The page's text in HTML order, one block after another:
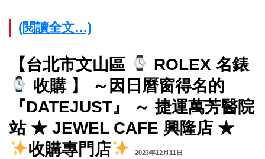
(閱讀全文…)
【台北市文山區
ROLEX 名錶
收購 】 ～因日曆窗得名的
『DATEJUST』 ～ 捷運萬芳醫院
站 ★ JEWEL CAFE 興隆店 ★
收購專門店
2023年12月11日